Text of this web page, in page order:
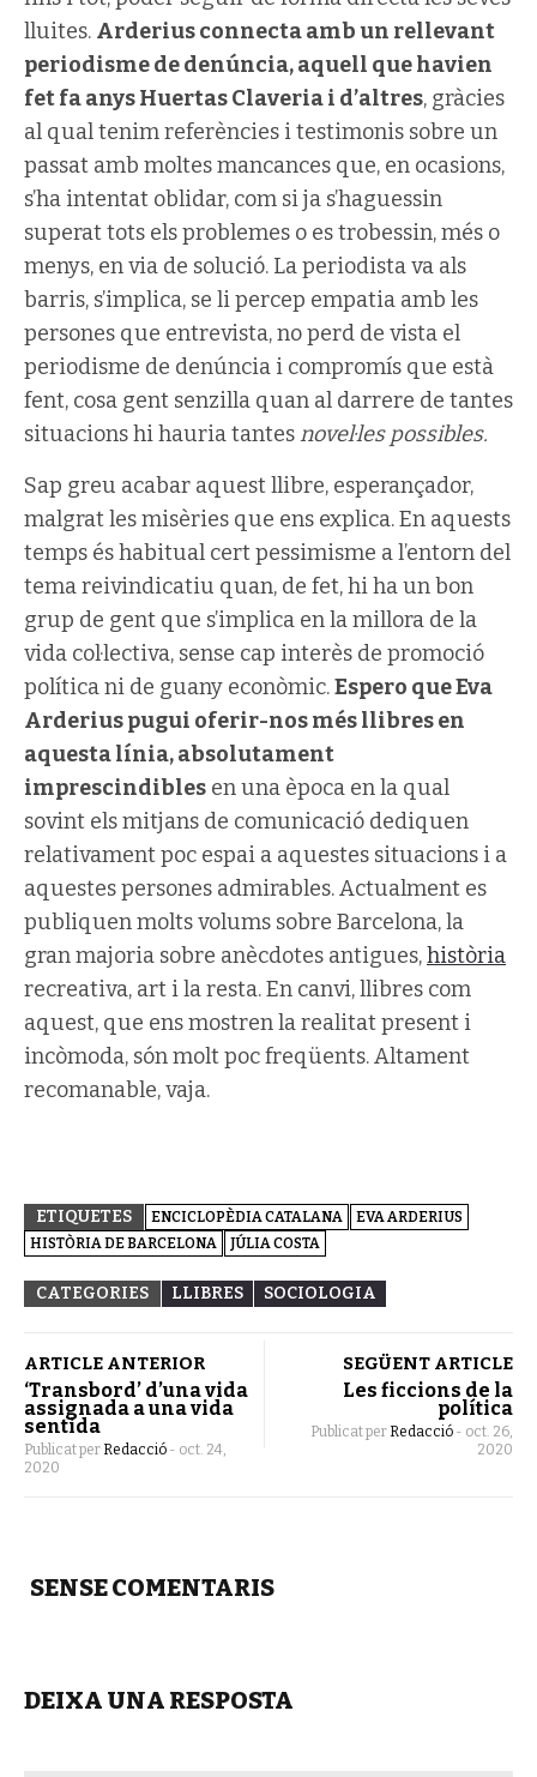
lluites. Arderius connecta amb un rellevant
periodisme de denúncia, aquell que havien
fet fa anys Huertas Claveria i d’altres, gràcies
al qual tenim referències i testimonis sobre un
passat amb moltes mancances que, en ocasions,
s’ha intentat oblidar, com si ja s’haguessin
superat tots els problemes o es trobessin, més o
menys, en via de solució. La periodista va als
barris, s’implica, se li percep empatia amb les
persones que entrevista, no perd de vista el
periodisme de denúncia i compromís que està
fent, cosa gent senzilla quan al darrere de tantes
situacions hi hauria tantesnovel·les possibles.
Sap greu acabar aquest llibre, esperançador,
malgrat les misèries que ens explica. En aquests
temps és habitual cert pessimisme a l’entorn del
tema reivindicatiu quan, de fet, hi ha un bon
grup de gent que s’implica en la millora de la
vida col·lectiva, sense cap interès de promoció
política ni de guany econòmic.Espero que Eva
Arderius pugui oferir-nos més llibres en
aquesta línia, absolutament
imprescindibles en una època en la qual
sovint els mitjans de comunicació dediquen
relativament poc espai a aquestes situacions i a
aquestes persones admirables. Actualment es
publiquen molts volums sobre Barcelona, la
gran majoria sobre anècdotes antigues,història
recreativa, art i la resta. En canvi, llibres com
aquest, que ens mostren la realitat present i
incòmoda, són molt poc freqüents. Altament
recomanable, vaja.
ETIQUETES ENCICLOPÈDIA CATALANA
EVA ARDERIUS
HISTÒRIA DE BARCELONA
JÚLIA COSTA
CATEGORIES LLIBRES SOCIOLOGIA
ARTICLE ANTERIOR
‘Transbord’ d’una vida
assignada a una vida
sentida
Publicat per Redacció - oct. 24,
2020
SEGÜENT ARTICLE
Les ficcions de la
política
Publicat per Redacció - oct. 26,
2020
SENSE COMENTARIS
DEIXA UNA RESPOSTA